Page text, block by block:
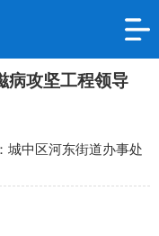
病攻坚工程领导
中区河东街道办事处